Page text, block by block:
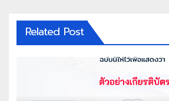
Related Post